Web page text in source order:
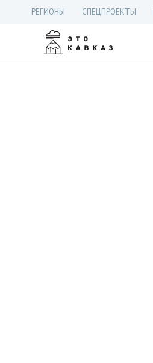
РЕГИОНЫ СПЕЦПРОЕКТЫ